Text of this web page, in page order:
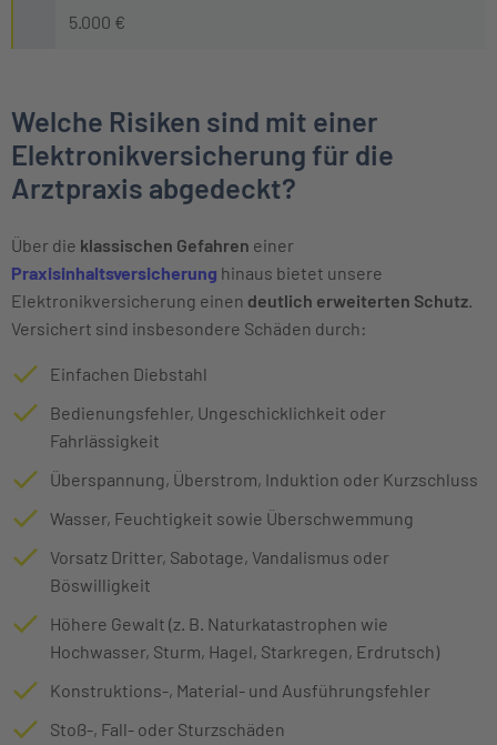
5.000 €
Welche Risiken sind mit einer
Elektronikversicherung für die
Arztpraxis abgedeckt?
Über die klassischen Gefahren einer
Praxisinhaltsversicherung hinaus bietet unsere
Elektronikversicherung einen deutlich erweiterten Schutz.
Versichert sind insbesondere Schäden durch:
Einfachen Diebstahl
Bedienungsfehler, Ungeschicklichkeit oder
Fahrlässigkeit
Überspannung, Überstrom, Induktion oder Kurzschluss
Wasser, Feuchtigkeit sowie Überschwemmung
Vorsatz Dritter, Sabotage, Vandalismus oder
Böswilligkeit
Höhere Gewalt (z. B. Naturkatastrophen wie
Hochwasser, Sturm, Hagel, Starkregen, Erdrutsch)
Konstruktions-, Material- und Ausführungsfehler
Stoß-, Fall- oder Sturzschäden